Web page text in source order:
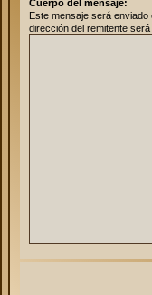
Cuerpo del mensaje:
Este mensaje será
dirección del remitente